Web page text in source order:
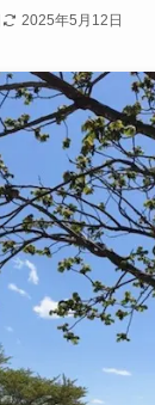
2025年5月12日